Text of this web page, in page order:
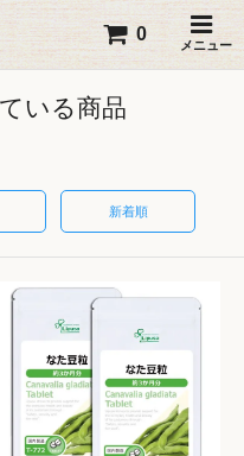
メニュー
0
いる商品
新着順